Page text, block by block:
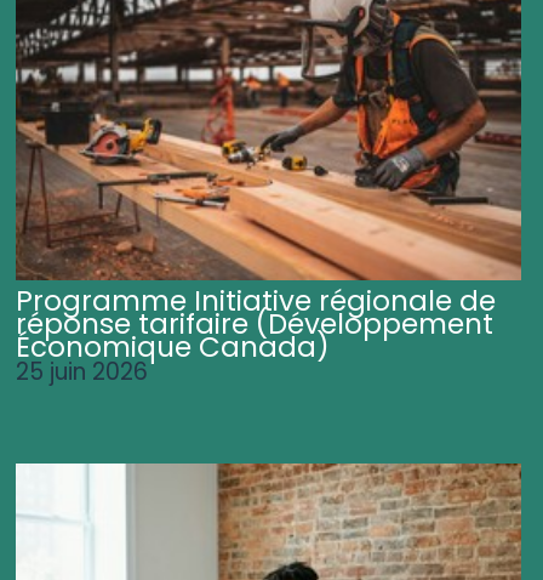
Programme Initiative régionale de
réponse tarifaire (Développement
Économique Canada)
25 juin 2026